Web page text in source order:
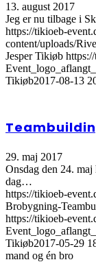
13. august 2017
Jeg er nu tilbage i
https://tikioeb-
content/uploads/
Jesper Tikiøb
Tikiøb2017-08-13
29. maj 2017
Onsdag den 24.
dag…
https://tikioeb-
Brobygning-
https://tikioeb-
Tikiøb2017-05-29
mand og én bro